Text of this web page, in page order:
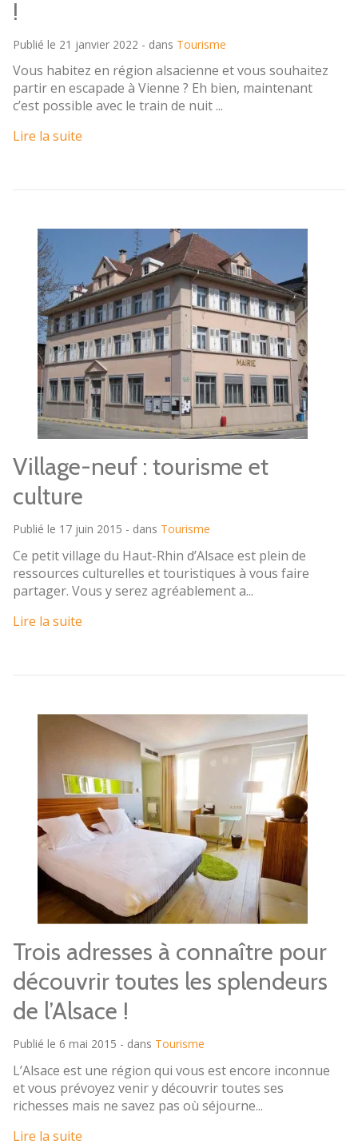
!
Publié le 21 janvier 2022 - dans Tourisme
Vous habitez en région alsacienne et vous souhaitez
partir en escapade à Vienne ? Eh bien, maintenant
c’est possible avec le train de nuit ...
Lire la suite
Village-neuf : tourisme et
culture
Publié le 17 juin 2015 - dans Tourisme
Ce petit village du Haut-Rhin d’Alsace est plein de
ressources culturelles et touristiques à vous faire
partager. Vous y serez agréablement a...
Lire la suite
Trois adresses à connaître pour
découvrir toutes les splendeurs
de l’Alsace !
Publié le 6 mai 2015 - dans Tourisme
L’Alsace est une région qui vous est encore inconnue
et vous prévoyez venir y découvrir toutes ses
richesses mais ne savez pas où séjourne...
Lire la suite